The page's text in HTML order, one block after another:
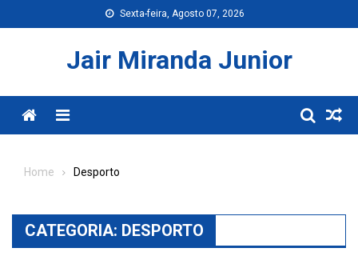
to
Sexta-feira, Agosto 07, 2026
Jair Miranda Junior
Menu
Home Desporto
CATEGORIA: DESPORTO